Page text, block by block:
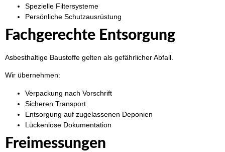
Spezielle Filtersysteme
Persönliche Schutzausrüstung
Fachgerechte Entsorgung
Asbesthaltige Baustoffe gelten als gefährlicher Abfall.
Wir übernehmen:
Verpackung nach Vorschrift
Sicheren Transport
Entsorgung auf zugelassenen Deponien
Lückenlose Dokumentation
Freimessungen